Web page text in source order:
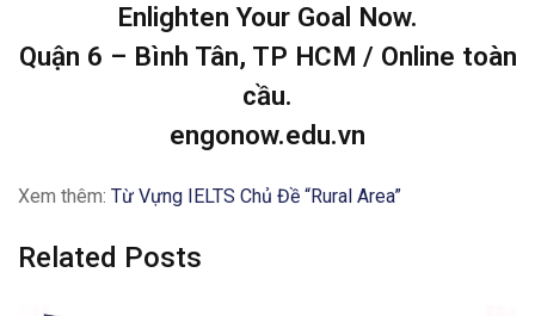
Enlighten Your Goal Now.
Quận 6 – Bình Tân, TP HCM / Online toàn
cầu.
engonow.edu.vn
Xem thêm: Từ Vựng IELTS Chủ Đề “Rural Area”
Related Posts